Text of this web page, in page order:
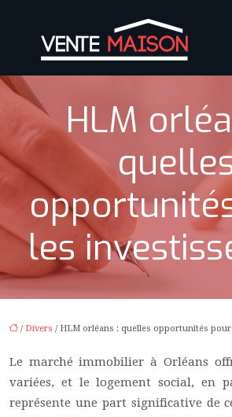
HLM
les
/ Divers / HLM orléans : quelles opportunités
Le marché immobilier à Orléans
variées, et le logement social, en
représente une part significative de